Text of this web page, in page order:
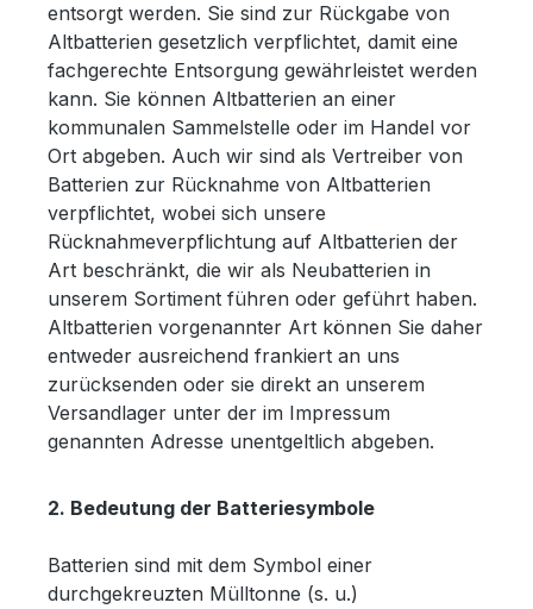
entsorgt werden. Sie sind zur Rückgabe von
Altbatterien gesetzlich verpflichtet, damit eine
fachgerechte Entsorgung gewährleistet werden
kann. Sie können Altbatterien an einer
kommunalen Sammelstelle oder im Handel vor
Ort abgeben. Auch wir sind als Vertreiber von
Batterien zur Rücknahme von Altbatterien
verpflichtet, wobei sich unsere
Rücknahmeverpflichtung auf Altbatterien der
Art beschränkt, die wir als Neubatterien in
unserem Sortiment führen oder geführt haben.
Altbatterien vorgenannter Art können Sie daher
entweder ausreichend frankiert an uns
zurücksenden oder sie direkt an unserem
Versandlager unter der im Impressum
genannten Adresse unentgeltlich abgeben.
2. Bedeutung der Batteriesymbole
Batterien sind mit dem Symbol einer
durchgekreuzten Mülltonne (s. u.)